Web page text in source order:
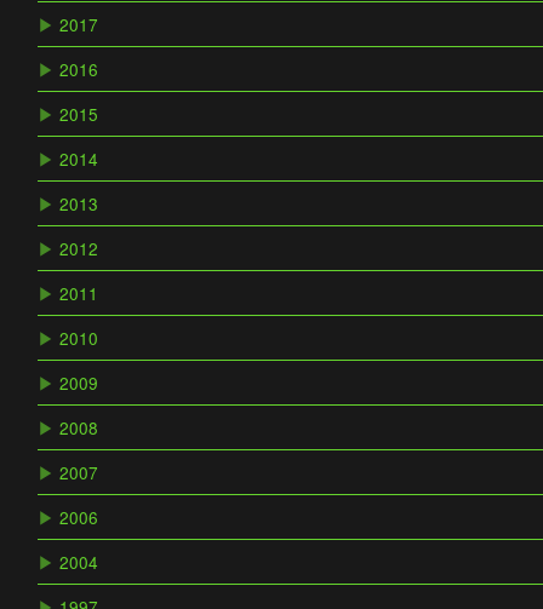
▶ 2017
▶ 2016
▶ 2015
▶ 2014
▶ 2013
▶ 2012
▶ 2011
▶ 2010
▶ 2009
▶ 2008
▶ 2007
▶ 2006
▶ 2004